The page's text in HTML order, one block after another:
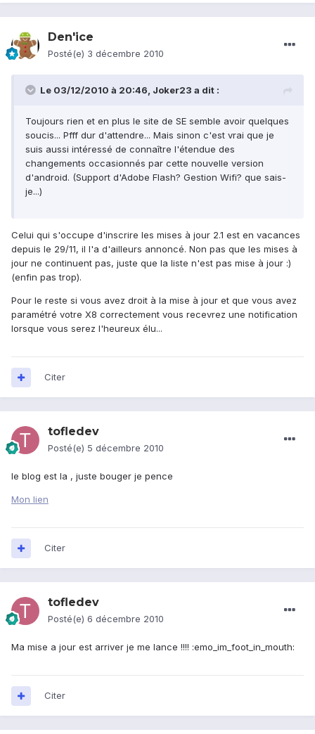
Den'ice
Posté(e) 3 décembre 2010
Le 03/12/2010 à 20:46, Joker23 a dit :
Toujours rien et en plus le site de SE semble avoir quelques
soucis... Pfff dur d'attendre... Mais sinon c'est vrai que je
suis aussi intéressé de connaître l'étendue des
changements occasionnés par cette nouvelle version
d'android. (Support d'Adobe Flash? Gestion Wifi? que sais-
je...)
Celui qui s'occupe d'inscrire les mises à jour 2.1 est en vacances
depuis le 29/11, il l'a d'ailleurs annoncé. Non pas que les mises à
jour ne continuent pas, juste que la liste n'est pas mise à jour :)
(enfin pas trop).
Pour le reste si vous avez droit à la mise à jour et que vous avez
paramétré votre X8 correctement vous recevrez une notification
lorsque vous serez l'heureux élu...
Citer
tofledev
Posté(e) 5 décembre 2010
le blog est la , juste bouger je pence
Mon lien
Citer
tofledev
Posté(e) 6 décembre 2010
Ma mise a jour est arriver je me lance !!!! :emo_im_foot_in_mouth:
Citer